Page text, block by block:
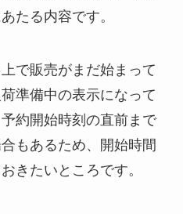
たる内容です。
で販売がまだ始まって
準備中の表示になって
約開始時刻の直前まで
もあるため、開始時間
きたいところです。